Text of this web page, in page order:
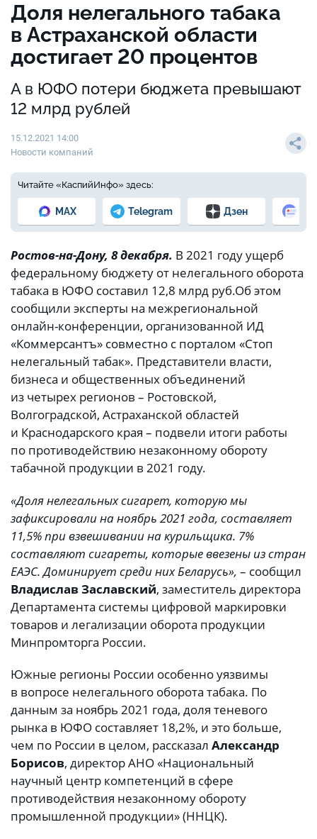
Доля нелегального табака
в Астраханской области
достигает 20 процентов
А в ЮФО потери бюджета превышают
12 млрд рублей
15.12.2021 14:00
Новости компаний
Читайте «КаспийИнфо» здесь:
MAX Telegram Дзен
Ростов-на-Дону, 8 декабря. В 2021 году ущерб
федеральному бюджету от нелегального оборота
табака в ЮФО составил 12,8 млрд руб.Об этом
сообщили эксперты на межрегиональной
онлайн-конференции, организованной ИД
«Коммерсантъ» совместно с порталом «Стоп
нелегальный табак». Представители власти,
бизнеса и общественных объединений
из четырех регионов – Ростовской,
Волгоградской, Астраханской областей
и Краснодарского края – подвели итоги работы
по противодействию незаконному обороту
табачной продукции в 2021 году.
«Доля нелегальных сигарет, которую мы
зафиксировали на ноябрь 2021 года, составляет
11,5% при взвешивании на курильщика. 7%
составляют сигареты, которые ввезены из стран
ЕАЭС. Доминирует среди них Беларусь», – сообщил
Владислав Заславский, заместитель директора
Департамента системы цифровой маркировки
товаров и легализации оборота продукции
Минпромторга России.
Южные регионы России особенно уязвимы
в вопросе нелегального оборота табака. По
данным за ноябрь 2021 года, доля теневого
рынка в ЮФО составляет 18,2%, и это больше,
чем по России в целом, рассказал Александр
Борисов, директор АНО «Национальный
научный центр компетенций в сфере
противодействия незаконному обороту
промышленной продукции» (ННЦК).